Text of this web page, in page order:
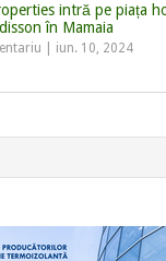
intră pe piața
în Mamaia
iun. 10, 2024